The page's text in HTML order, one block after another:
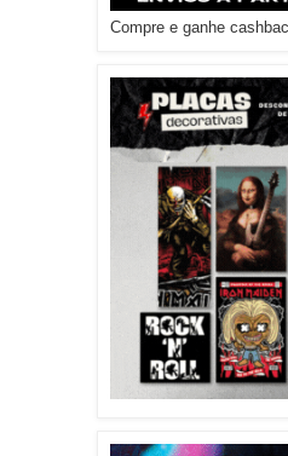
Compre e ganhe